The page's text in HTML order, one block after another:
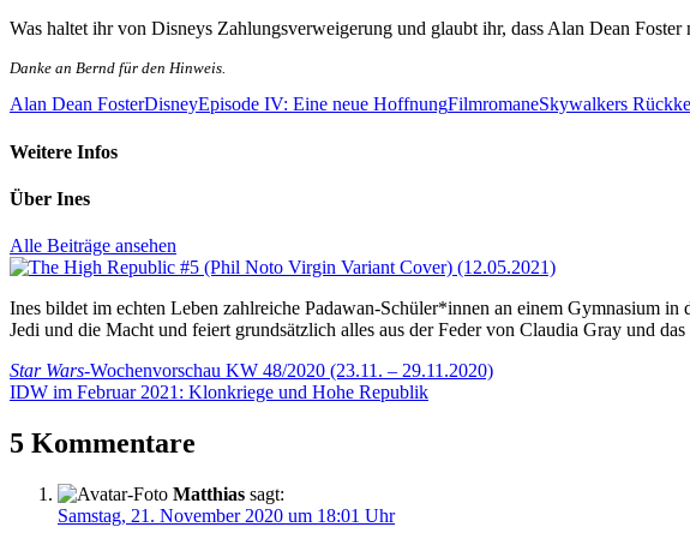
Was haltet ihr von Disneys Zahlungsverweigerung und glaubt ihr, dass Alan Dean
Danke an Bernd für den Hinweis.
Alan Dean FosterDisneyEpisode IV: Eine neue HoffnungFilmromaneSkywalkers
Weitere Infos
Über Ines
Alle Beiträge ansehen
Ines bildet im echten Leben zahlreiche Padawan-Schüler*innen an einem Gymnasium in
Jedi und die Macht und feiert grundsätzlich alles aus der Feder von Claudia Gray und
Beitragsnavigation
Vorheriger
Beitrag:
Star Wars-Wochenvorschau KW 48/2020 (23.11. – 29.11.2020)
Nächster
IDW im Februar 2021: Klonkriege und Hohe Republik
5 Kommentare
Matthias sagt:
Samstag, 21. November 2020 um 18:01 Uhr